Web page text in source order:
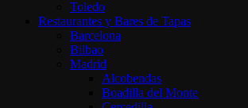
Toledo
Restaurantes y Bares de Tapas
Barcelona
Bilbao
Madrid
Alcobendas
Boadilla del Monte